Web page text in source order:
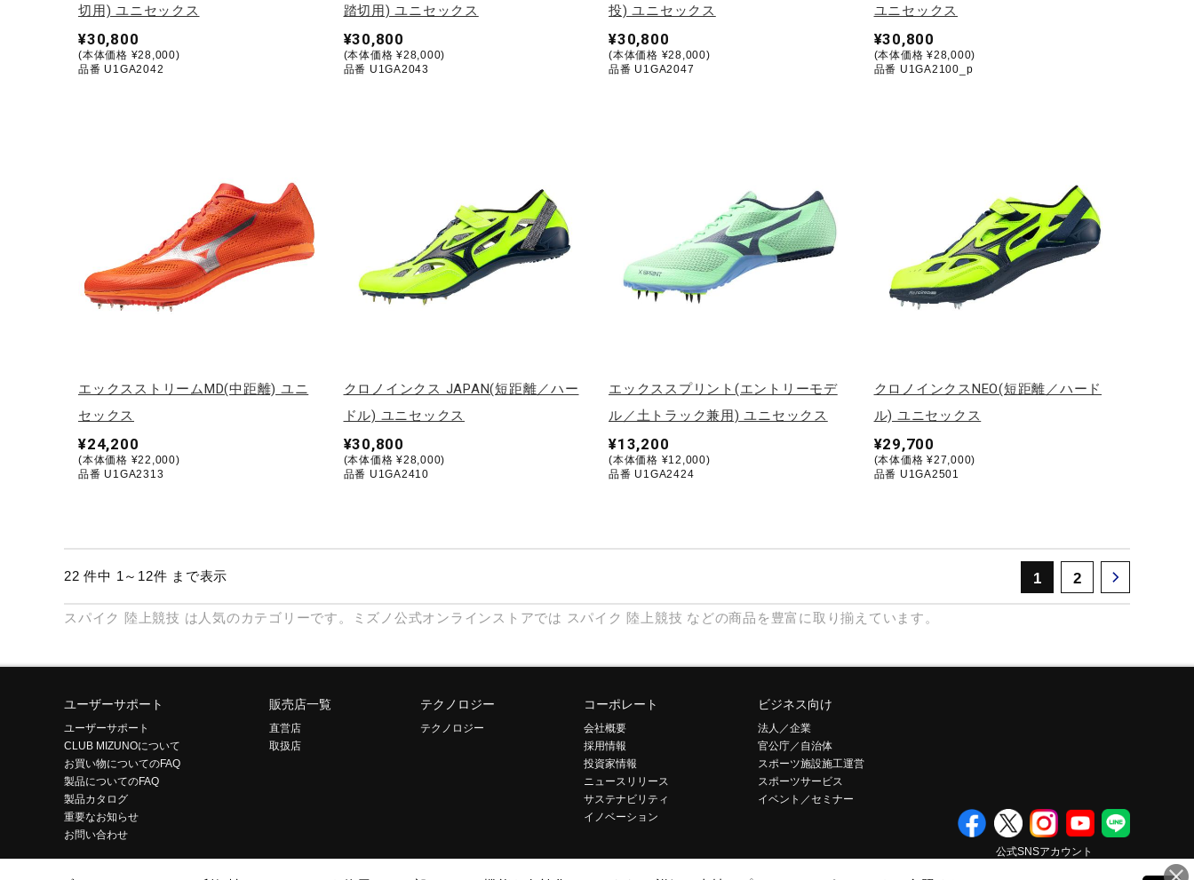
切用) ユニセックス
¥30,800
(本体価格 ¥28,000)
品番 U1GA2042
踏切用) ユニセックス
¥30,800
(本体価格 ¥28,000)
品番 U1GA2043
投) ユニセックス
¥30,800
(本体価格 ¥28,000)
品番 U1GA2047
ユニセックス
¥30,800
(本体価格 ¥28,000)
品番 U1GA2100_p
エックスストリームMD(中距離) ユニ
セックス
¥24,200
(本体価格 ¥22,000)
品番 U1GA2313
クロノインクス JAPAN(短距離／ハー
ドル) ユニセックス
¥30,800
(本体価格 ¥28,000)
品番 U1GA2410
エックススプリント(エントリーモデ
ル／土トラック兼用) ユニセックス
¥13,200
(本体価格 ¥12,000)
品番 U1GA2424
クロノインクスNEO(短距離／ハード
ル) ユニセックス
¥29,700
(本体価格 ¥27,000)
品番 U1GA2501
22 件中 1～12件 まで表示 1 2
スパイク 陸上競技 は人気のカテゴリーです。ミズノ公式オンラインストアでは スパイク 陸上競技 などの商品を豊富に取り揃えています。
ユーザーサポート
ユーザーサポート
CLUB MIZUNOについて
お買い物についてのFAQ
製品についてのFAQ
製品カタログ
重要なお知らせ
お問い合わせ
販売店一覧
直営店
取扱店
テクノロジー
テクノロジー
コーポレート
会社概要
採用情報
投資家情報
ニュースリリース
サステナビリティ
イノベーション
ビジネス向け
法人／企業
官公庁／自治体
スポーツ施設施工運営
スポーツサービス
イベント／セミナー
公式SNSアカウント